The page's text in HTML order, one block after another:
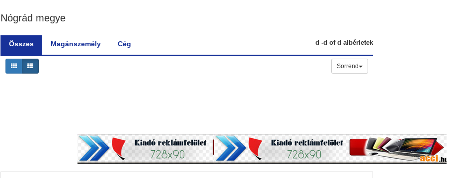
Nógrád megye
d -d of d albérletek
Összes Magánszemély Cég
Sorrend